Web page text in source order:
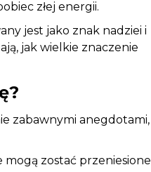
złej energii.
jest jako znak nadziei i
jak wielkie znaczenie
zabawnymi anegdotami,
mogą zostać przeniesione